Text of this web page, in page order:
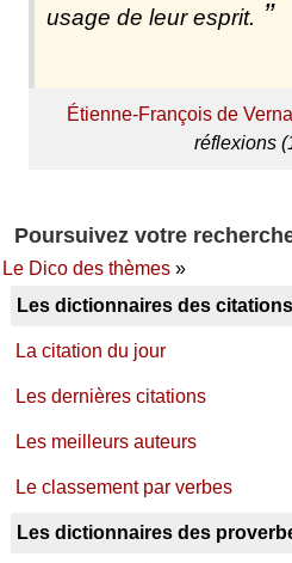
usage de leur esprit.
Étienne-François de
réflexions
Poursuivez votre
Le Dico des thèmes»
Les dictionnaires des
La citation du jour
Les dernières citations
Les meilleurs auteurs
Le classement par verbes
Les dictionnaires des